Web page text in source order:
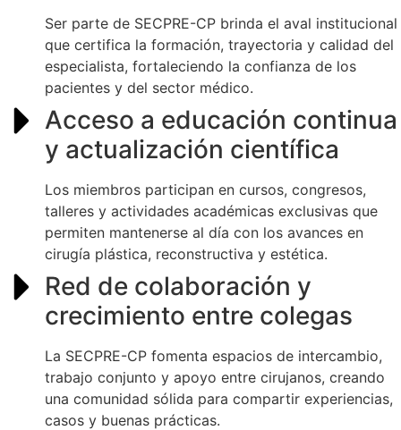
Ser parte de SECPRE-CP brinda el aval institucional
que certifica la formación, trayectoria y calidad del
especialista, fortaleciendo la confianza de los
pacientes y del sector médico.
Acceso a educación continua
y actualización científica
Los miembros participan en cursos, congresos,
talleres y actividades académicas exclusivas que
permiten mantenerse al día con los avances en
cirugía plástica, reconstructiva y estética.
Red de colaboración y
crecimiento entre colegas
La SECPRE-CP fomenta espacios de intercambio,
trabajo conjunto y apoyo entre cirujanos, creando
una comunidad sólida para compartir experiencias,
casos y buenas prácticas.